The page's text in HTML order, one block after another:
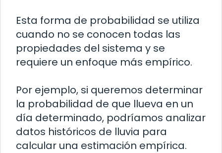
Esta forma de probabilidad se utiliza
cuando no se conocen todas las
propiedades del sistema y se
requiere un enfoque más empírico.
Por ejemplo, si queremos determinar
la probabilidad de que llueva en un
día determinado, podríamos analizar
datos históricos de lluvia para
calcular una estimación empírica.